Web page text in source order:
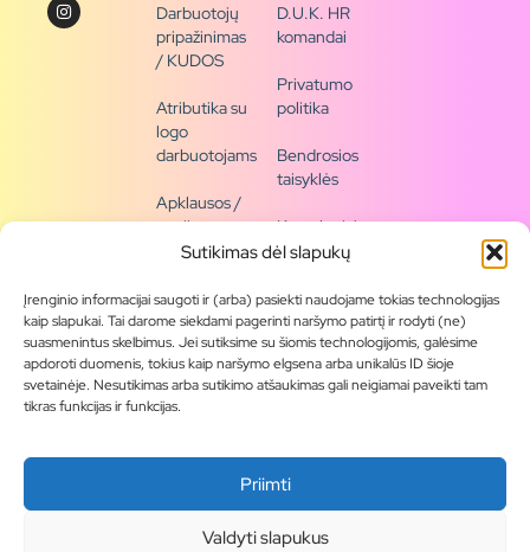
Sutikimas dėl slapukų
Įrenginio informacijai saugoti ir (arba) pasiekti naudojame tokias technologijas
kaip slapukai. Tai darome siekdami pagerinti naršymo patirtį ir rodyti (ne)
suasmenintus skelbimus. Jei sutiksime su šiomis technologijomis, galėsime
apdoroti duomenis, tokius kaip naršymo elgsena arba unikalūs ID šioje
svetainėje. Nesutikimas arba sutikimo atšaukimas gali neigiamai paveikti tam
tikras funkcijas ir funkcijas.
Priimti
Valdyti slapukus
Darbuotojų
pripažinimas
/ KUDOS
Atributika su
logo
darbuotojams
Apklausos /
naujienų
siena
Tapkite
partneriu
Visas
produktų
asortimentas
Produktų
Blogas
D.U.K. HR
komandai
Privatumo
politika
Bendrosios
taisyklės
Kontaktai /
rekvizitai